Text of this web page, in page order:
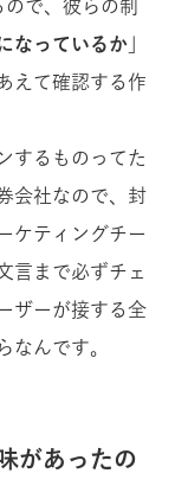
で、彼らの制
なっているか
えて確認する作
するものってた
会社なので、封
ケティングチー
言まで必ずチェ
ザーが接する全
なんです。
があったの